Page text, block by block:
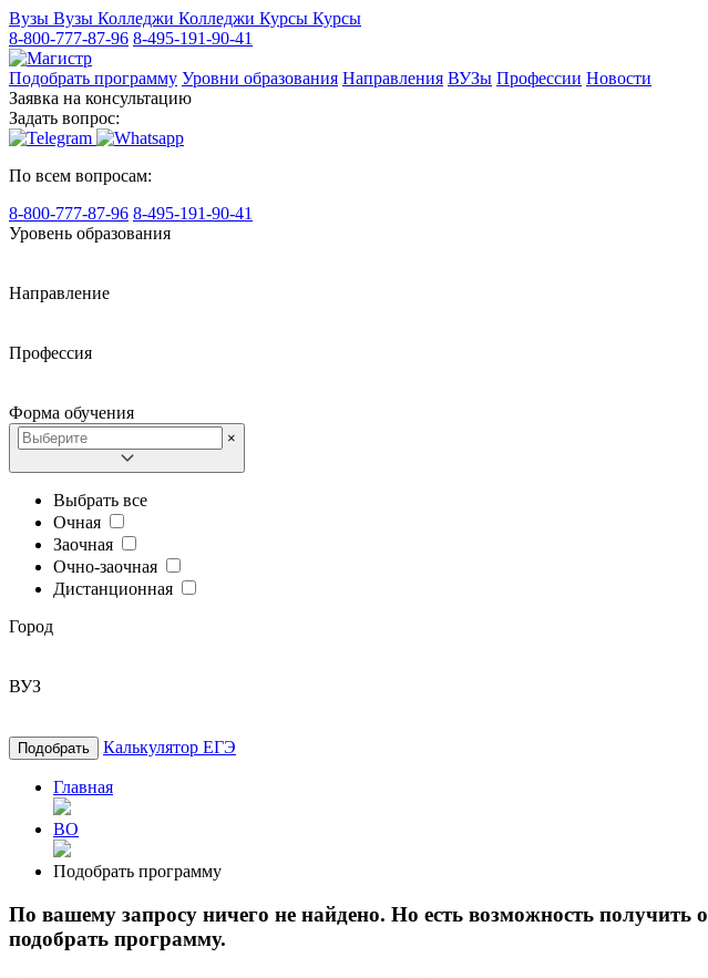
Вузы Вузы Колледжи Колледжи Курсы Курсы
8-800-777-87-96 8-495-191-90-41
Подобрать программу Уровни образования Направления ВУЗы Профессии Новости
Заявка на консультацию
Задать вопрос:
По всем вопросам:
8-800-777-87-96 8-495-191-90-41
Уровень образования
Направление
Профессия
Форма обучения
×
Выбрать все
Очная
Заочная
Очно-заочная
Дистанционная
Город
ВУЗ
Подобрать Калькулятор ЕГЭ
Главная
ВО
Подобрать программу
По вашему запросу ничего не найдено. Но есть возможность
подобрать программу.